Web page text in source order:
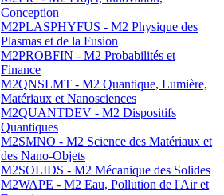
Conception
M2PLASPHYFUS - M2 Physique des
Plasmas et de la Fusion
M2PROBFIN - M2 Probabilités et
Finance
M2QNSLMT - M2 Quantique, Lumière,
Matériaux et Nanosciences
M2QUANTDEV - M2 Dispositifs
Quantiques
M2SMNO - M2 Science des Matériaux et
des Nano-Objets
M2SOLIDS - M2 Mécanique des Solides
M2WAPE - M2 Eau, Pollution de l'Air et